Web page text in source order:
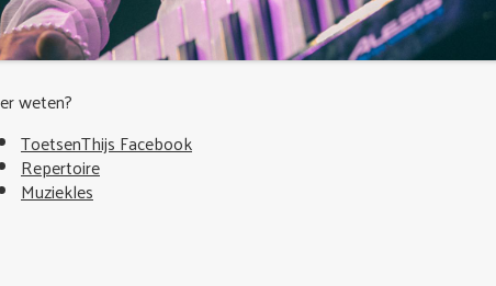
weten?
ToetsenThijs Facebook
Repertoire
Muziekles